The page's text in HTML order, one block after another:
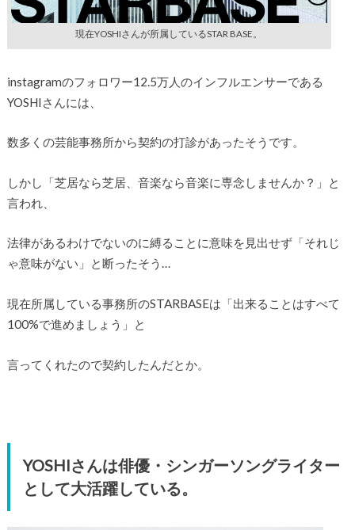
現在YOSHIさんが所属しているSTAR BASE。
instagramのフォロワー12.5万人のインフルエンサーである
YOSHIさんには、
数多くの芸能事務所から契約の打診があったそうです。
しかし「芝居なら芝居、音楽なら音楽に専念しませんか？」と
言われ、
法律があるわけでないのに縛ることに意味を見出せず「それじ
ゃ意味がない」と断ったそう…
現在所属している事務所のSTARBASEは「出来ることはすべて
100%で進めましょう」と
言ってくれたので契約したんだとか。
YOSHIさんは俳優・シンガーソングライター
として大活躍している。